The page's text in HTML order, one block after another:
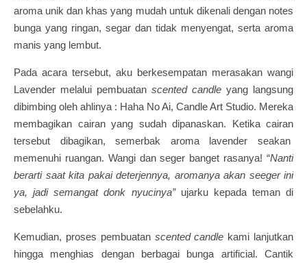
aroma unik dan khas yang mudah untuk dikenali dengan notes
bunga yang ringan, segar dan tidak menyengat, serta aroma
manis yang lembut.
Pada acara tersebut, aku berkesempatan merasakan wangi
Lavender melalui pembuatan scented candle yang langsung
dibimbing oleh ahlinya : Haha No Ai, Candle Art Studio. Mereka
membagikan cairan yang sudah dipanaskan. Ketika cairan
tersebut dibagikan, semerbak aroma lavender seakan
memenuhi ruangan. Wangi dan seger banget rasanya! “Nanti
berarti saat kita pakai deterjennya, aromanya akan seeger ini
ya, jadi semangat donk nyucinya”ujarku kepada teman di
sebelahku.
Kemudian, proses pembuatan scented candle kami lanjutkan
hingga menghias dengan berbagai bunga artificial. Cantik